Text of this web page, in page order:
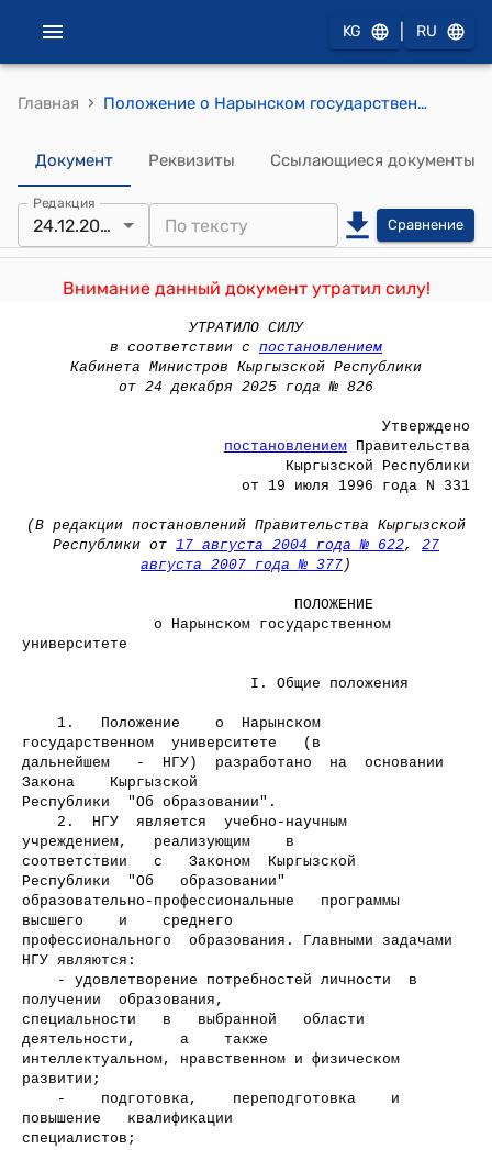
KG RU
Главная › Положение о Нарынском государственном университете ( Утверждено постановлением Правительства Кыргызской Республики от 19 июля 1996 года N 331)
Документ Реквизиты Ссылающиеся документы
Редакция
24.12.2025 Сравнение
Внимание данный документ утратил силу!